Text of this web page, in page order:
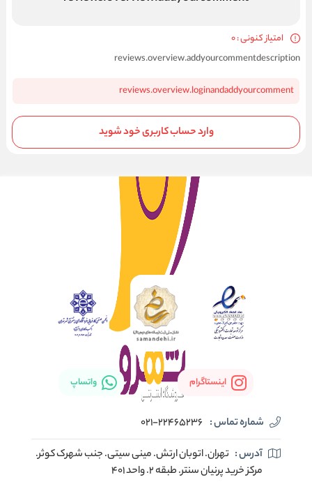
امتیاز کنونی : 0
reviews.overview.addyourcommentdescription
reviews.overview.loginandaddyourcomment
وارد حساب کاربری خود شوید
اینستاگرام واتساپ
شماره تماس : 021-22465236
آدرس : تهران. اتوبان ارتش. مینی سیتی. جنب شهرک کوثر.
مرکز خرید پرنیان سنتر. طبقه ۲. واحد ۴۰۱